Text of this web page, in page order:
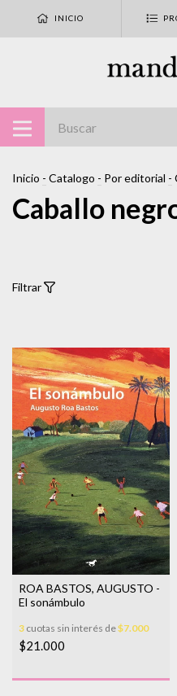
INICIO
Inicio - Catalogo - Por editorial -
Caballo
Filtrar
ROA BASTOS, AUGUSTO -
El sonámbulo
3 cuotas sin interés de$7.000
$21.000